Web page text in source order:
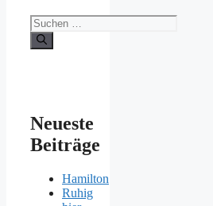
Suchen
nach:
Neueste
Beiträge
Hamilton
Ruhig